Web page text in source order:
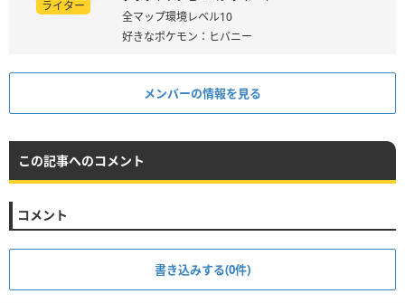
ライター
全マップ環境レベル10
好きなポケモン：ヒバニー
メンバーの情報を見る
この記事へのコメント
コメント
書き込みする(0件)